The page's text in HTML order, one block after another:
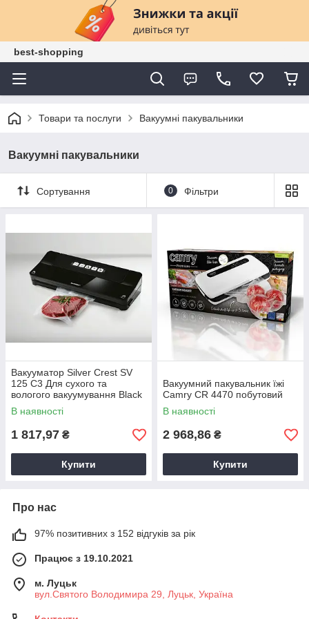
best-shopping
Товари та послуги Вакуумні пакувальники
Вакуумні пакувальники
Сортування 0 Фільтри
Вакууматор Silver Crest SV
125 C3 Для сухого та
вологого вакуумування Black
В наявності
1 817,97 ₴
Купити
Вакуумний пакувальник їжі
Camry CR 4470 побутовий
В наявності
2 968,86 ₴
Купити
Про нас
97% позитивних з 152 відгуків за рік
Працює з 19.10.2021
м. Луцьк
вул.Святого Володимира 29, Луцьк, Україна